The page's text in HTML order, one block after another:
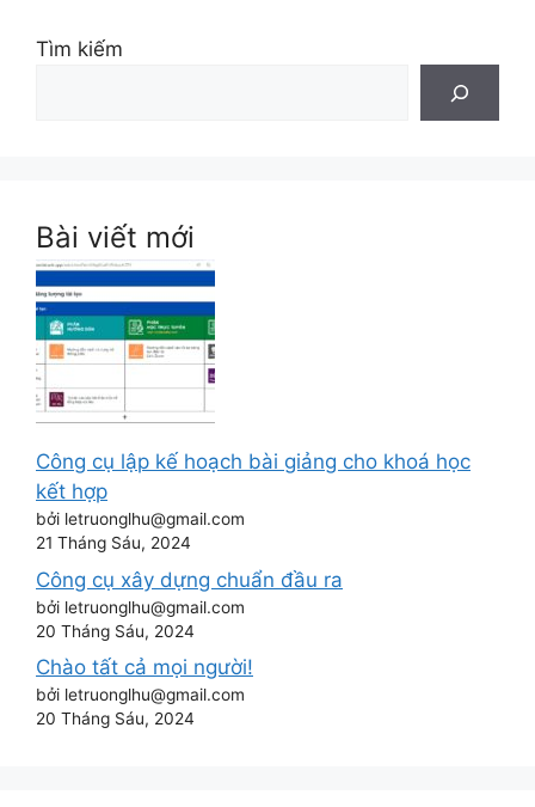
Tìm kiếm
Bài viết mới
Công cụ lập kế hoạch bài giảng cho khoá học
kết hợp
bởi letruonglhu@gmail.com
21 Tháng Sáu, 2024
Công cụ xây dựng chuẩn đầu ra
bởi letruonglhu@gmail.com
20 Tháng Sáu, 2024
Chào tất cả mọi người!
bởi letruonglhu@gmail.com
20 Tháng Sáu, 2024